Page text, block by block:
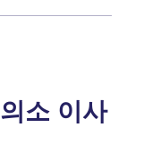
소 이사